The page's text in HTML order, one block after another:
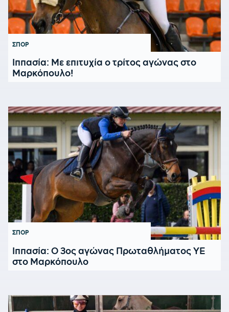
ΣΠΟΡ
Ιππασία: Mε επιτυχία ο τρίτος αγώνας στο
Μαρκόπουλο!
ΣΠΟΡ
Ιππασία: Ο 3ος αγώνας Πρωταθλήματος ΥΕ
στο Μαρκόπουλο